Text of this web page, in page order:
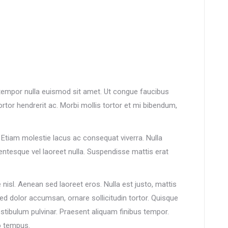
nulla euismod sit amet. Ut congue faucibus
hendrerit ac. Morbi mollis tortor et mi bibendum,
molestie lacus ac consequat viverra. Nulla
vel laoreet nulla. Suspendisse mattis erat
Aenean sed laoreet eros. Nulla est justo, mattis
dolor accumsan, ornare sollicitudin tortor. Quisque
pulvinar. Praesent aliquam finibus tempor.